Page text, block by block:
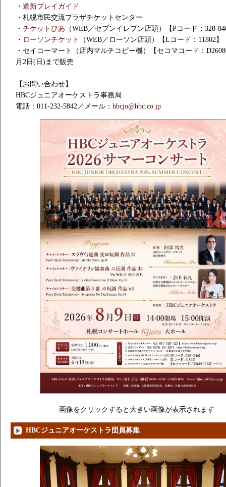
・ 道新プレイガイド
・札幌市民交流プラザチケットセンター
・ チケットぴあ （WEB／セブンイレブン店頭）【Pコード：328-
・ ローソンチケット
（WEB／ローソン店頭）【Lコード：11802】
・セイコーマート（店内マルチコピー機）【セコマコード：
月2日(日)まで販売
【お問い合わせ】
HBCジュニアオーケストラ事務局
電話：011-232-5842／メール： hbcjo@hbc.co.jp
画像をクリックすると大きい画像が表示されます
HBCジュニアオーケストラ団員募集